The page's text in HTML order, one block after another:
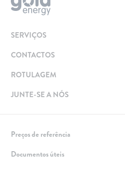
Solar
Painéis Solares
Excedentes de Produção
Energia verde
Mobilidade Elétrica
Carregar em Casa
Empresas
Rede de lojas
SERVIÇOS
CONTACTOS
ROTULAGEM
JUNTE-SE A NÓS
Preços de referência
Documentos úteis